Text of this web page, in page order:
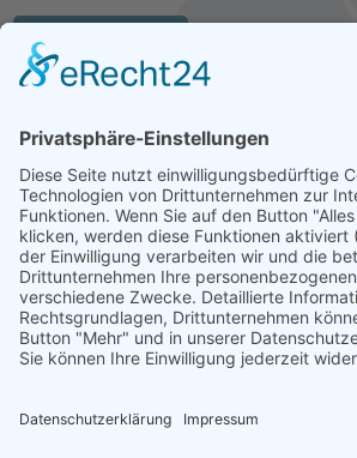
HAUPTBÜRO: LEIPZIG
Hohe Straße 11
04107 Leipzig
Tel.: +49 341 22 54 13 50
info@steinbeis-mediation.com
Wirtschaftsmediation